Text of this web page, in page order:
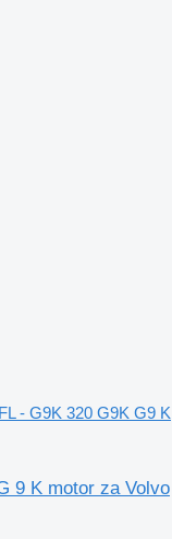
- G9K 320 G9K G9 K
9 K motor za Volvo